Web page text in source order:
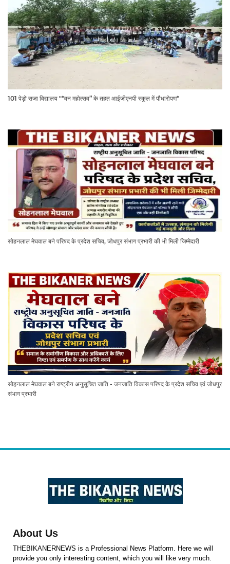
101 पेड़ो सजा विद्यालय "*वन महोत्सव” के तहत आईजीएनपी स्कूल में पौधारोपण*
सोहनलाल मेघवाल बने परिषद के प्रदेश सचिव, जोधपुर संभाग प्रभारी की भी मिली जिम्मेदारी
सोहनलाल मेघवाल बने राष्ट्रीय अनुसूचित जाति - जनजाति विकास परिषद के प्रदेश सचिव एवं जोधपुर
संभाग प्रभारी
About Us
THEBIKANERNEWS is a Professional News Platform. Here we will
provide you only interesting content, which you will like very much.